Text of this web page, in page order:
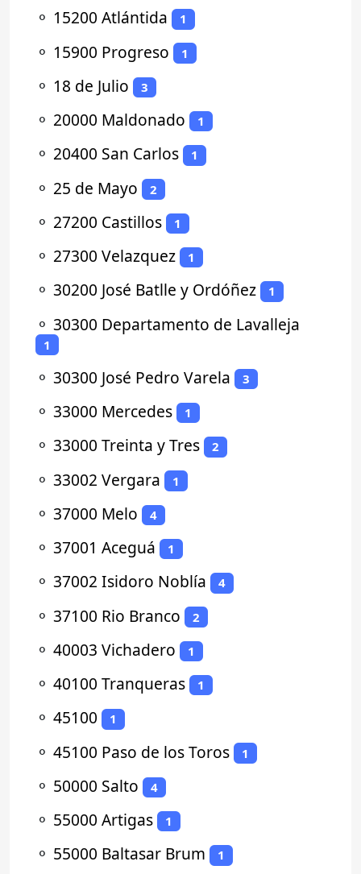
⚬ 15200 Atlántida 1
⚬ 15900 Progreso 1
⚬ 18 de Julio 3
⚬ 20000 Maldonado 1
⚬ 20400 San Carlos 1
⚬ 25 de Mayo 2
⚬ 27200 Castillos 1
⚬ 27300 Velazquez 1
⚬ 30200 José Batlle y Ordóñez 1
⚬ 30300 Departamento de Lavalleja
1
⚬ 30300 José Pedro Varela 3
⚬ 33000 Mercedes 1
⚬ 33000 Treinta y Tres 2
⚬ 33002 Vergara 1
⚬ 37000 Melo 4
⚬ 37001 Aceguá 1
⚬ 37002 Isidoro Noblía 4
⚬ 37100 Rio Branco 2
⚬ 40003 Vichadero 1
⚬ 40100 Tranqueras 1
⚬ 45100 1
⚬ 45100 Paso de los Toros 1
⚬ 50000 Salto 4
⚬ 55000 Artigas 1
⚬ 55000 Baltasar Brum 1